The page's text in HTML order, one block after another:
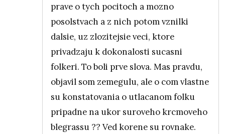
prave o tych pocitoch a mozno
posolstvach a z nich potom vznilki
dalsie, uz zlozitejsie veci, ktore
privadzaju k dokonalosti sucasni
folkeri. To boli prve slova. Mas pravdu,
objavil som zemegulu, ale o com vlastne
su konstatovania o utlacanom folku
pripadne na ukor suroveho krcmoveho
blegrassu ?? Ved korene su rovnake.